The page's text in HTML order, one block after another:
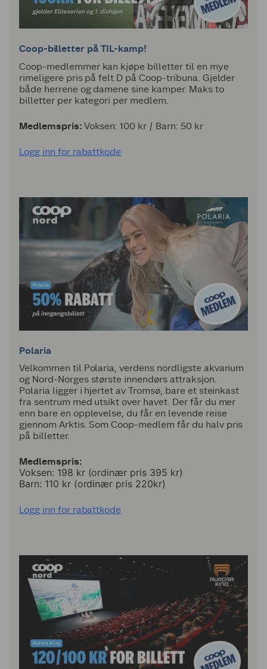
Coop-billetter på TIL-kamp!
Coop-medlemmer kan kjøpe billetter til en mye
rimeligere pris på felt D på Coop-tribuna. Gjelder
både herrene og damene sine kamper. Maks to
billetter per kategori per medlem.
Medlemspris: Voksen: 100 kr / Barn: 50 kr
Logg inn for rabattkode
Polaria
Velkommen til Polaria, verdens nordligste akvarium
og Nord-Norges største innendørs attraksjon.
Polaria ligger i hjertet av Tromsø, bare et steinkast
fra sentrum med utsikt over havet. Der får du mer
enn bare en opplevelse, du får en levende reise
gjennom Arktis. Som Coop-medlem får du halv pris
på billetter.
Medlemspris:
Voksen: 198 kr (ordinær pris 395 kr)
Barn: 110 kr (ordinær pris 220kr)
Logg inn for rabattkode